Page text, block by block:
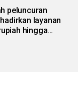
peluncuran
layanan
hingga